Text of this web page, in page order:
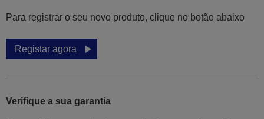
Para registrar o seu novo produto, clique no botão abaixo
Registar agora
Verifique a sua garantia